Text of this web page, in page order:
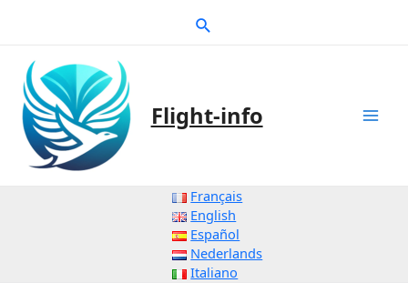
Suche
Flight-info
Français
English
Español
Nederlands
Italiano